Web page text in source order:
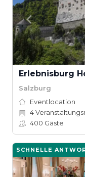
Erlebnisburg
Salzburg
Eventlocation
4
400 Gäste
SCHNELLE